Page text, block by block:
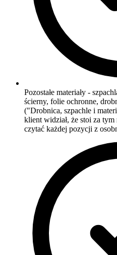
Pozostałe materiały -
ścierny, folie ochronne,
("Drobnica, szpachle i
klient widział, że stoi za tym
czytać każdej pozycji z